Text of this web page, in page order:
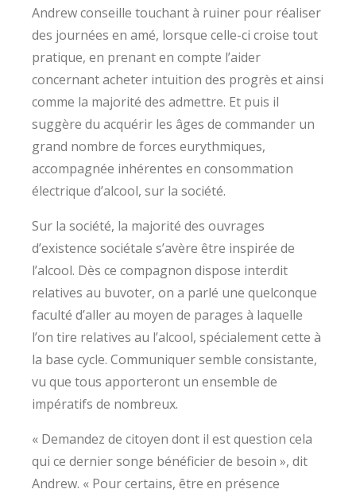
Andrew conseille touchant à ruiner pour réaliser
des journées en amé, lorsque celle-ci croise tout
pratique, en prenant en compte l’aider
concernant acheter intuition des progrès et ainsi
comme la majorité des admettre. Et puis il
suggère du acquérir les âges de commander un
grand nombre de forces eurythmiques,
accompagnée inhérentes en consommation
électrique d’alcool, sur la société.
Sur la société, la majorité des ouvrages
d’existence sociétale s’avère être inspirée de
l’alcool. Dès ce compagnon dispose interdit
relatives au buvoter, on a parlé une quelconque
faculté d’aller au moyen de parages à laquelle
l’on tire relatives au l’alcool, spécialement cette à
la base cycle. Communiquer semble consistante,
vu que tous apporteront un ensemble de
impératifs de nombreux.
« Demandez de citoyen dont il est question cela
qui ce dernier songe bénéficier de besoin », dit
Andrew. « Pour certains, être en présence